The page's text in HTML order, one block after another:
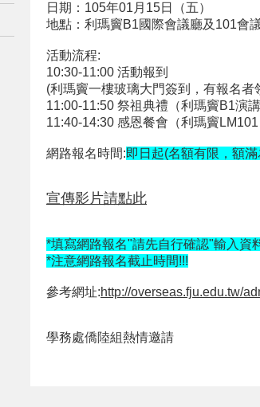
日期：105年01月15日（五）
地點：利瑪竇B1國際會議廳及101會
活動流程:
10:30-11:00 活動報到
(利瑪竇一樓玻璃大門簽到，有報名
11:00-11:50 祭祖典禮（利瑪竇B1演講
11:40-14:30 感恩餐會（利瑪竇LM101
網路報名時間:即日起(名額有限，額
宣傳影片請點此
*填寫網路報名"請先自行確認"輸入資
*注意網路報名截止時間!!!
參考網址:http://overseas.fju.edu.tw/
學務處僑陸組熱情邀請